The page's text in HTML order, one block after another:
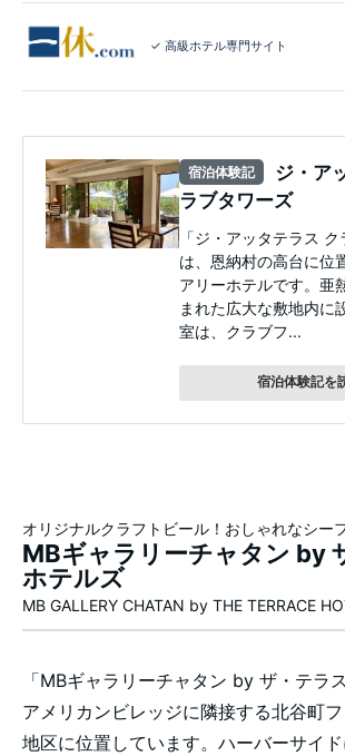
✓ 高級ホテル専門サイト
宿泊体験記
ジ・ア
ラブタワーズ
「ジ・アッタテラス ク
は、恩納村の高台に位
アリーホテルです。亜
まれた広大な敷地内に
室は、クラブフ...
宿泊体験記を
オリジナルクラフトビール！おしゃれなシー
MBギャラリーチャタン by
ホテルズ
MB GALLERY CHATAN by THE TERRACE
「MBギャラリーチャタン by ザ・テラ
アメリカンビレッジに隣接する北谷町
地区に位置しています。ハーバーサイ